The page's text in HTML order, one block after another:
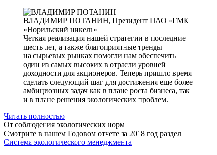
ВЛАДИМИР ПОТАНИН, Президент ПАО «ГМК
«Норильский никель»
Четкая реализация нашей стратегии в последние
шесть лет, а также благоприятные тренды
на сырьевых рынках помогли нам обеспечить
один из самых высоких в отрасли уровней
доходности для акционеров. Теперь пришло время
сделать следующий шаг для достижения еще более
амбициозных задач как в плане роста бизнеса, так
и в плане решения экологических проблем.
Читать полностью
От соблюдения экологических норм
Смотрите в нашем Годовом отчете за 2018 год раздел
Система экологического менеджмента